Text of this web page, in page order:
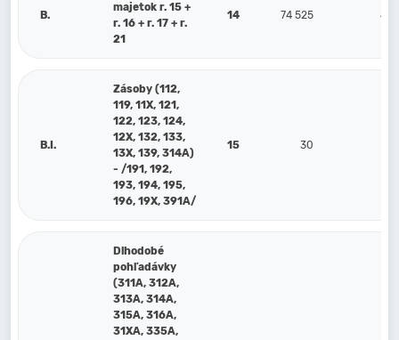
B.
majetok r. 15 +
r. 16 + r. 17 + r.
21
14 74 525 46
B.I.
Zásoby (112,
119, 11X, 121,
122, 123, 124,
12X, 132, 133,
13X, 139, 314A)
- /191, 192,
193, 194, 195,
196, 19X, 391A/
15 30
Dlhodobé
pohľadávky
(311A, 312A,
313A, 314A,
315A, 316A,
31XA, 335A,